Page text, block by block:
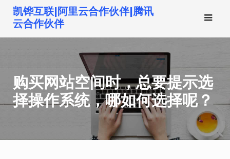
到
凯铧互联|阿里云合作伙伴|腾讯
云合作伙伴
购买网站空间时，总要提示选
择操作系统，哪如何选择呢？